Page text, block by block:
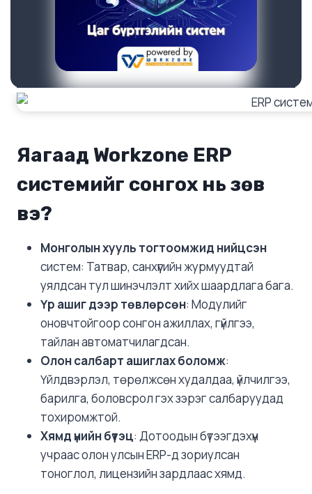
Яагаад Workzone ERP
системийг сонгох нь зөв
вэ?
Монголын хууль тогтоомжид нийцсэн
систем: Татвар, санхүүгийн журмуудтай
уялдсан тул шинэчлэлт хийх шаардлага бага.
Үр ашиг дээр төвлөрсөн: Модулийг
оновчтойгоор сонгон ажиллах, гүйлгээ,
тайлан автоматчилагдсан.
Олон салбарт ашиглах боломж:
Үйлдвэрлэл, төрөлжсөн худалдаа, үйлчилгээ,
барилга, боловсрол гэх зэрэг салбаруудад
тохиромжтой.
Хямд үнийн бүтэц: Дотоодын бүтээгдэхүүн
учраас олон улсын ERP-д зориулсан
тоноглол, лицензийн зардлаас хямд.